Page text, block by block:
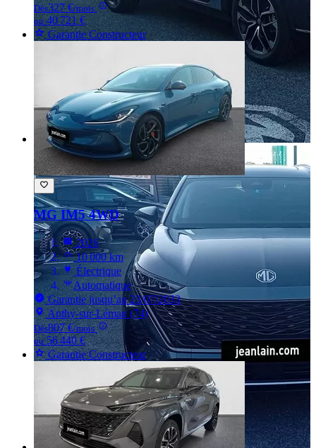
Dès327 €/mois
ou40 721 €
Garantie Constructeur
MG IM54WD
2026
10 000 km
Électrique
Automatique
Garantie jusqu’au 23/07/2033
Anthy-sur-Léman (74)
Dès807 €/mois
ou56 440 €
Garantie Constructeur